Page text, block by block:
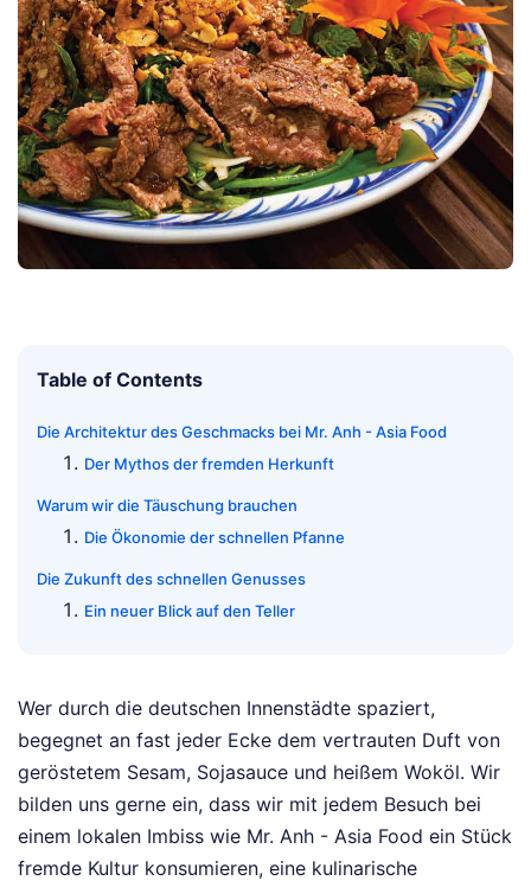
Table of Contents
Die Architektur des Geschmacks bei Mr. Anh - Asia Food
Der Mythos der fremden Herkunft
Warum wir die Täuschung brauchen
Die Ökonomie der schnellen Pfanne
Die Zukunft des schnellen Genusses
Ein neuer Blick auf den Teller
Wer durch die deutschen Innenstädte spaziert,
begegnet an fast jeder Ecke dem vertrauten Duft von
geröstetem Sesam, Sojasauce und heißem Woköl. Wir
bilden uns gerne ein, dass wir mit jedem Besuch bei
einem lokalen Imbiss wie Mr. Anh - Asia Food ein Stück
fremde Kultur konsumieren, eine kulinarische